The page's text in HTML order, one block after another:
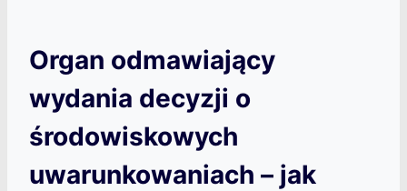
Organ odmawiający
wydania decyzji o
środowiskowych
uwarunkowaniach – jak